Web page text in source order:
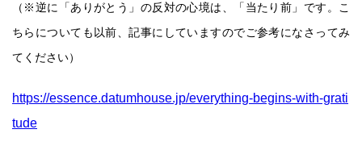
（※逆に「ありがとう」の反対の心境は、「当たり前」です。こ
ちらについても以前、記事にしていますのでご参考になさってみ
てください）
https://essence.datumhouse.jp/everything-begins-with-grati
tude